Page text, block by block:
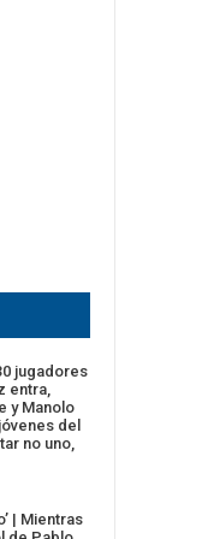
jugadores
entra,
y Manolo
del
no uno,
| Mientras